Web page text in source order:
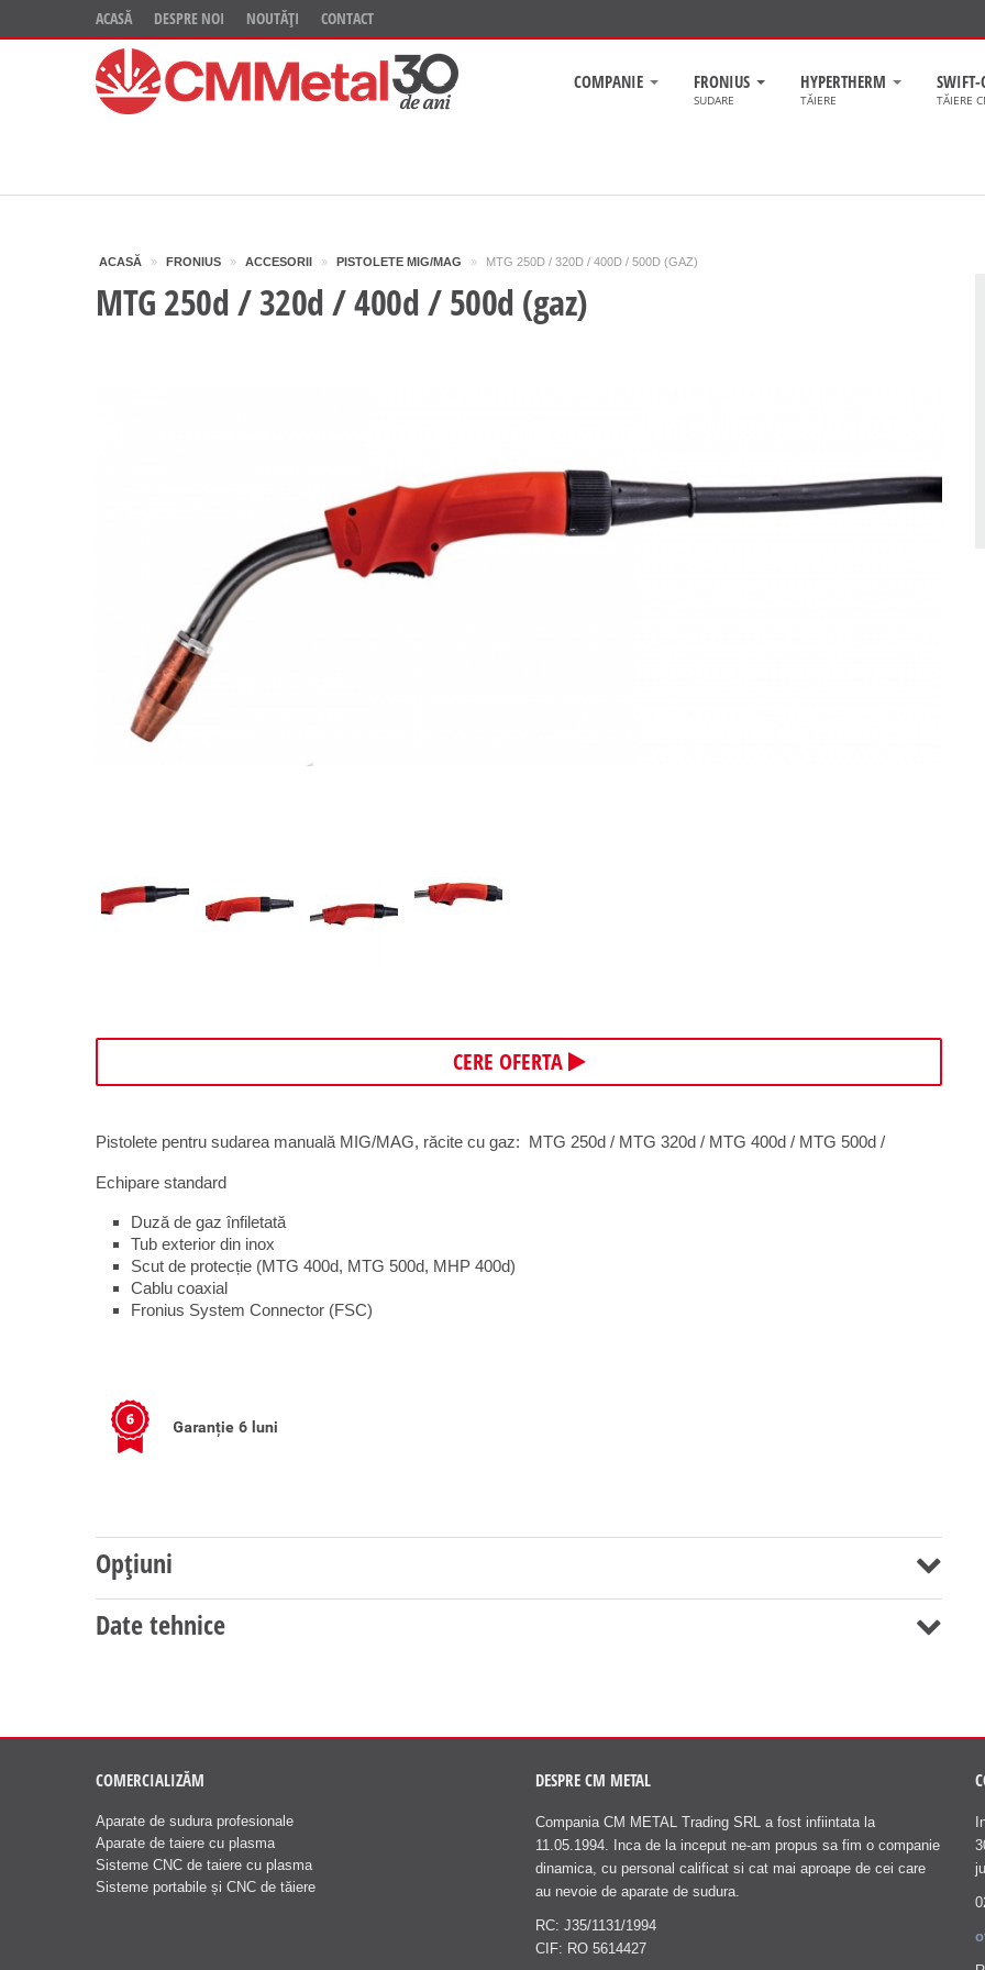
ACASĂ DESPRE NOI NOUTĂȚI CONTACT
COMPANIE FRONIUS
SUDARE
HYPERTHERM
TĂIERE
SWIFT-
TĂIERE
ACASĂ » FRONIUS » ACCESORII » PISTOLETE MIG/MAG » MTG 250D / 320D / 400D / 500D (GAZ)
MTG 250d / 320d / 400d / 500d (gaz)
CERE OFERTA
Pistolete pentru sudarea manuală MIG/MAG, răcite cu gaz: MTG 250d / MTG 320d / MTG 400d / MTG 500d /
Echipare standard
Duză de gaz înfiletată
Tub exterior din inox
Scut de protecție (MTG 400d, MTG 500d, MHP 400d)
Cablu coaxial
Fronius System Connector (FSC)
Opțiuni
Date tehnice
COMERCIALIZĂM
Aparate de sudura profesionale
Aparate de taiere cu plasma
Sisteme CNC de taiere cu plasma
Sisteme portabile și CNC de tăiere
DESPRE CM METAL
Compania CM METAL Trading SRL a fost infiintata la
11.05.1994. Inca de la inceput ne-am propus sa fim o companie
dinamica, cu personal calificat si cat mai aproape de cei care
au nevoie de aparate de sudura.
RC: J35/1131/1994
CIF: RO 5614427